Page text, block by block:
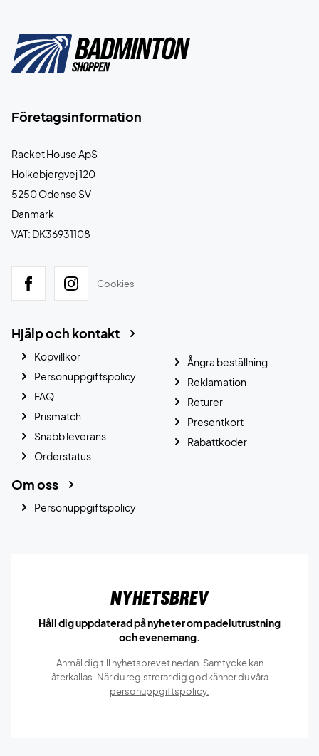
Företagsinformation
Racket House ApS
Holkebjergvej 120
5250 Odense SV
Danmark
VAT: DK36931108
Cookies
Hjälp och kontakt
Köpvillkor
Personuppgiftspolicy
FAQ
Prismatch
Snabb leverans
Orderstatus
Ångra beställning
Reklamation
Returer
Presentkort
Rabattkoder
Om oss
Personuppgiftspolicy
Nyhetsbrev
Håll dig uppdaterad på nyheter om padelutrustning
och evenemang.
Anmäl dig till nyhetsbrevet nedan. Samtycke kan
återkallas. När du registrerar dig godkänner du våra
personuppgiftspolicy.